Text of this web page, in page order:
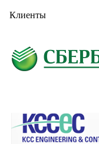
Клиенты